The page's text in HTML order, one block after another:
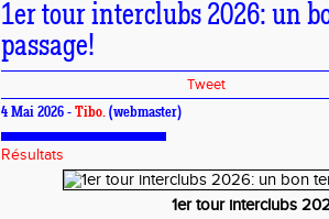
1er tour interclubs 2026: un
passage!
Tweet
4 Mai 2026 - Tibo. (webmaster)
Résultats
1er tour interclubs